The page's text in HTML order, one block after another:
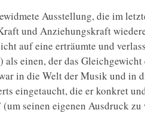
Ausstellung, die im
und Anziehungskraft
auf eine erträumte und
als einen, der das
in die Welt der Musik und in
eingetaucht, die er konkret
(um seinen eigenen Ausdruck